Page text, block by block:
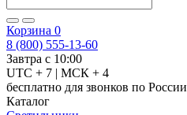
Корзина 0
8 (800) 555-13-60
Завтра с 10:00
UTC + 7 | МСК + 4
бесплатно для звонков по России
Каталог